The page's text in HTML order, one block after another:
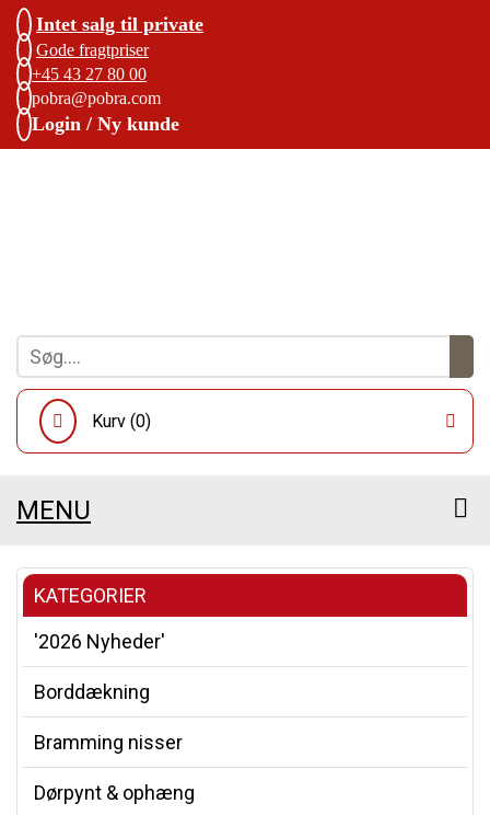
Intet salg til private
Gode fragtpriser
+45 43 27 80 00
pobra@pobra.com
Login / Ny kunde
Kurv (0)
MENU
KATEGORIER
'2026 Nyheder'
Borddækning
Bramming nisser
Dørpynt & ophæng